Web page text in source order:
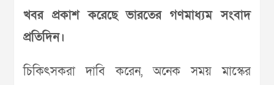
খবর প্রকাশ করেছে ভারতের গণমাধ্যম সংবাদ
প্রতিদিন।
চিকিৎসকরা দাবি করেন, অনেক সময় মাস্কের